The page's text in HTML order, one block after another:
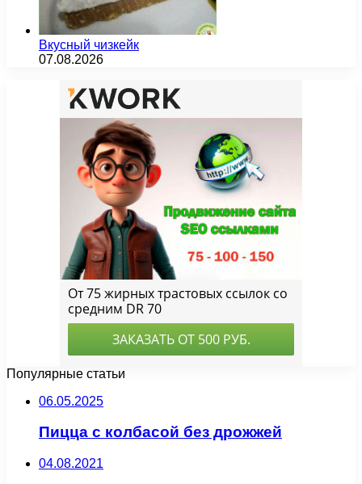
Вкусный чизкейк
07.08.2026
Популярные статьи
06.05.2025
Пицца с колбасой без дрожжей
04.08.2021